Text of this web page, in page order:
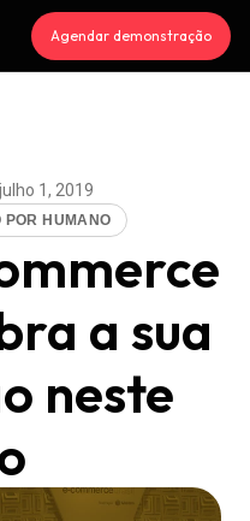
Agendar demonstração
julho 1, 2019
POR HUMANO
a sua
neste